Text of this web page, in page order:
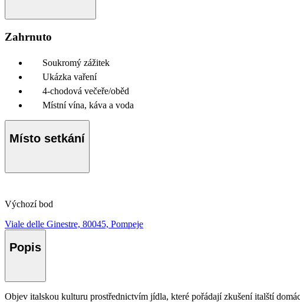
Zahrnuto
Soukromý zážitek
Ukázka vaření
4-chodová večeře/oběd
Místní vína, káva a voda
Místo setkání
Výchozí bod
Viale delle Ginestre, 80045, Pompeje
Popis
Objev italskou kulturu prostřednictvím jídla, které pořádají zkušení italští